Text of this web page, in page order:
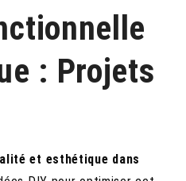
: Projets
et esthétique dans